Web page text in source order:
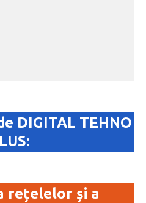
DIGITAL TEHNO
rețelelor și a